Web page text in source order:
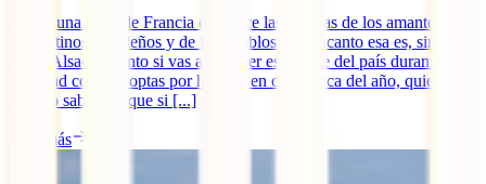
Si hay una zona de Francia que hace las delicias de los amantes de
los destinos navideños y de los pueblos con encanto esa es, sin
duda, Alsacia. Tanto si vas a conocer esta parte del país durante la
Navidad como si optas por hacerlo en otra época del año, quieres
hacerlo sabiendo que si [...]
Leer más